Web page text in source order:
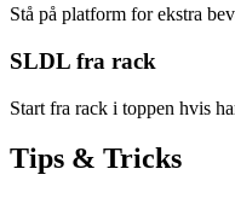
Stå på platform for ekstra
SLDL fra rack
Start fra rack i toppen hvis
Tips & Tricks